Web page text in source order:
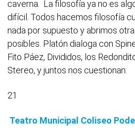
caverna. La filosofía ya no es
difícil. Todos hacemos filosofía
nada por supuesto y abrimos
posibles. Platón dialoga con
Fito Páez, Divididos, los
Stereo, y juntos nos cuestionan:
21
Teatro Municipal Coliseo